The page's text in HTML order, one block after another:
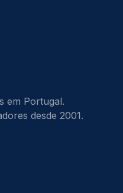
em Portugal.
desde 2001.